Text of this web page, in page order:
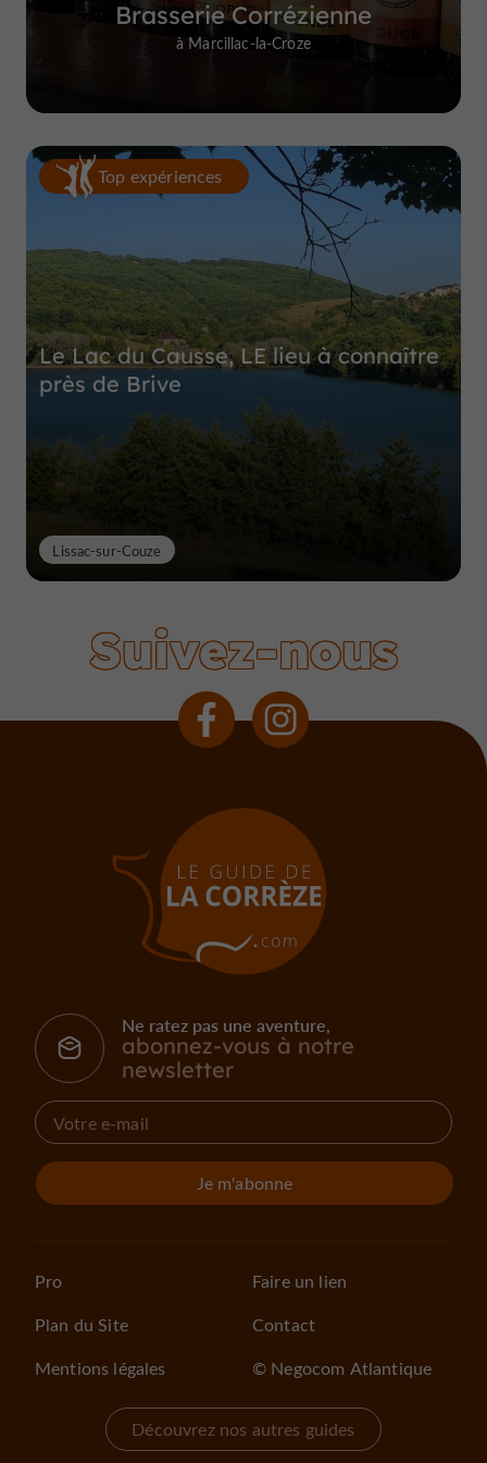
Brasserie Corrézienne
à Marcillac-la-Croze
Top expériences
Le Lac du Causse, LE lieu à connaître
près de Brive
Lissac-sur-Couze
Suivez-nous
Ne ratez pas une aventure,
abonnez-vous à notre
newsletter
Je m'abonne
Pro
Plan du Site
Mentions légales
Faire un lien
Contact
© Negocom Atlantique
Découvrez nos autres guides